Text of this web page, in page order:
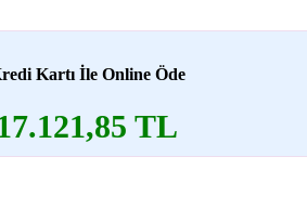
Kartı İle Online Öde
TL